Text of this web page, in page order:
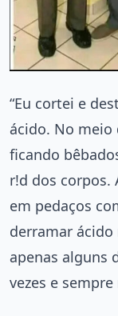
“Eu cortei e
ácido. No meio
ficando
r!d dos
em pedaços
derramar ácido
apenas alguns
vezes e